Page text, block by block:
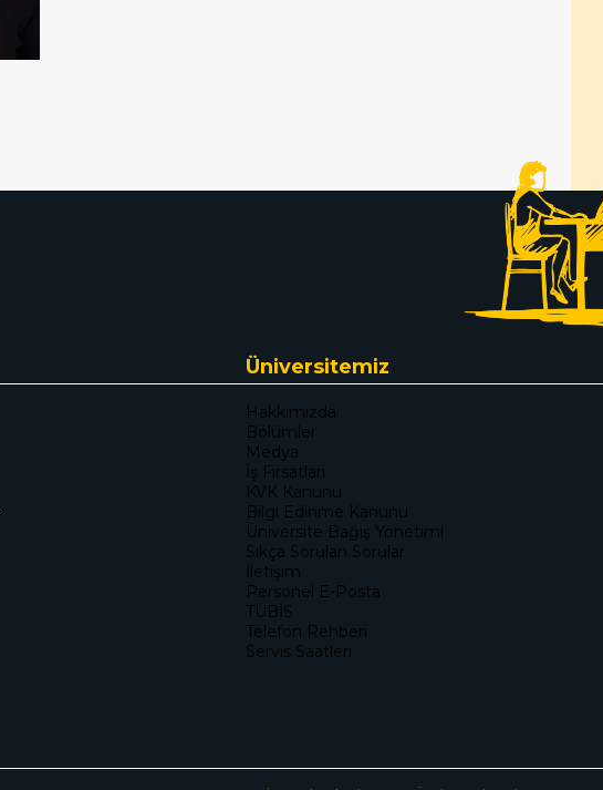
Üniversitemiz
Hakkımızda
Bölümler
Medya
İş Fırsatları
KVK Kanunu
Bilgi Edinme Kanunu
Üniversite Bağış Yönetimi
Sıkça Sorulan Sorular
İletişim
Personel E-Posta
TÜBİS
Telefon Rehberi
Servis Saatleri